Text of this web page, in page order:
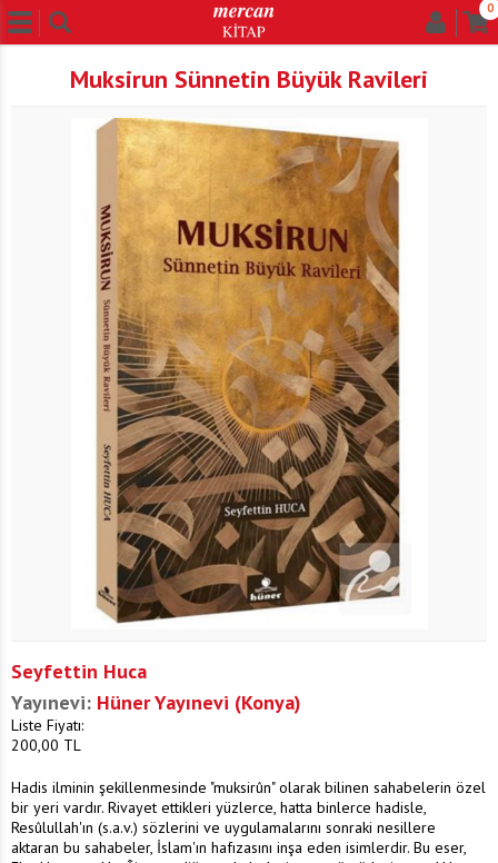
0
Muksirun Sünnetin Büyük Ravileri
Seyfettin Huca
Yayınevi: Hüner Yayınevi (Konya)
Liste Fiyatı:
200,00 TL
Hadis ilminin şekillenmesinde "muksirûn" olarak bilinen sahabelerin özel
bir yeri vardır. Rivayet ettikleri yüzlerce, hatta binlerce hadisle,
Resûlullah'ın (s.a.v.) sözlerini ve uygulamalarını sonraki nesillere
aktaran bu sahabeler, İslam'ın hafızasını inşa eden isimlerdir. Bu eser,